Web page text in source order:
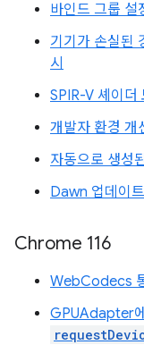
바인드 그룹 설
기기가 손실된
시
SPIR-V 셰이더
개발자 환경 개
자동으로 생성
Dawn 업데이트
Chrome 116
WebCodecs
GPUAdapter